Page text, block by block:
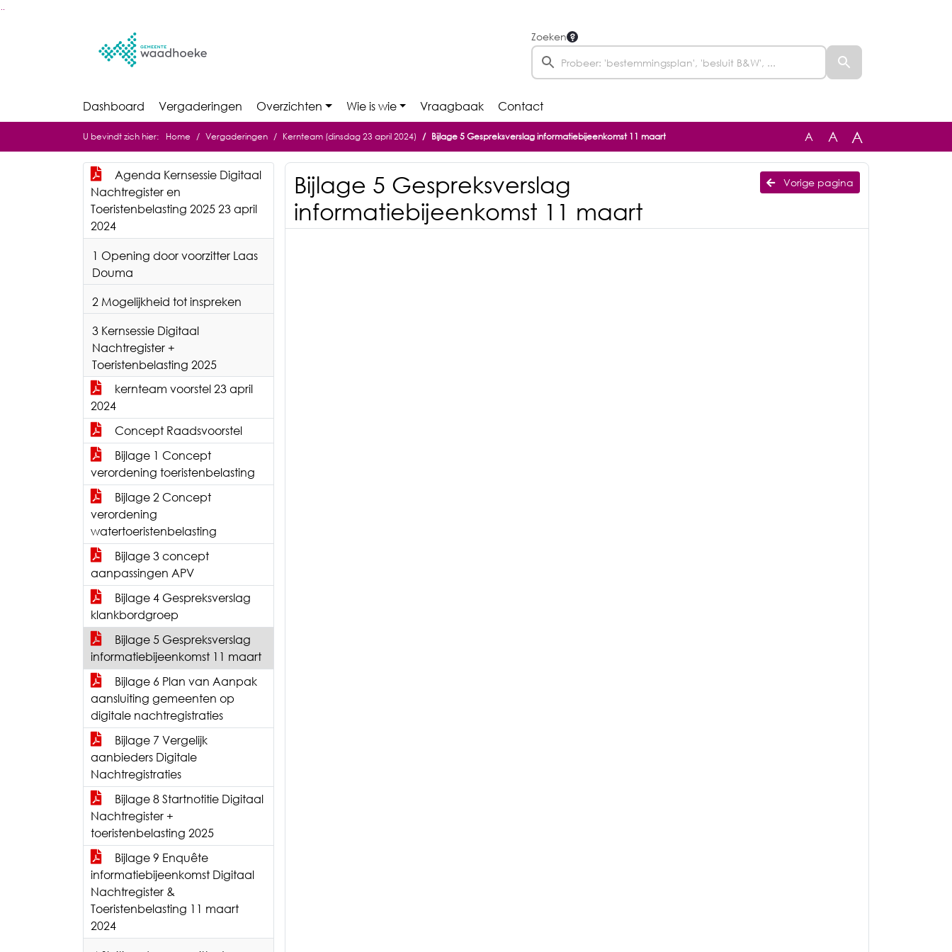
Zoeken
Dashboard Vergaderingen Overzichten Wie is wie Vraagbaak Contact
U bevindt zich hier: Home Vergaderingen Kernteam (dinsdag 23 april 2024) Bijlage 5 Gespreksverslag informatiebijeenkomst 11 maart A A A
Agenda Kernsessie Digitaal
Nachtregister en
Toeristenbelasting 2025 23 april
2024
1 Opening door voorzitter Laas
Douma
2 Mogelijkheid tot inspreken
3 Kernsessie Digitaal
Nachtregister +
Toeristenbelasting 2025
kernteam voorstel 23 april
2024
Concept Raadsvoorstel
Bijlage 1 Concept
verordening toeristenbelasting
Bijlage 2 Concept
verordening
watertoeristenbelasting
Bijlage 3 concept
aanpassingen APV
Bijlage 4 Gespreksverslag
klankbordgroep
Bijlage 5 Gespreksverslag
informatiebijeenkomst 11 maart
Bijlage 6 Plan van Aanpak
aansluiting gemeenten op
digitale nachtregistraties
Bijlage 7 Vergelijk
aanbieders Digitale
Nachtregistraties
Bijlage 8 Startnotitie Digitaal
Nachtregister +
toeristenbelasting 2025
Bijlage 9 Enquête
informatiebijeenkomst Digitaal
Nachtregister &
Toeristenbelasting 11 maart
2024
Vorige pagina
Bijlage 5 Gespreksverslag
informatiebijeenkomst 11 maart